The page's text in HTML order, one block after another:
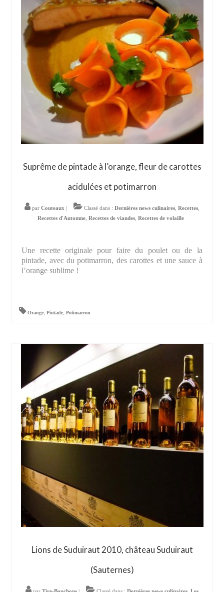
Suprême de pintade à l’orange, fleur de carottes
acidulées et potimarron
par Couteaux Classé dans : Dernières news culinaires Recettes
Recettes d'Automne Recettes de viandes Recettes de volaille
Une recette originale pour faire du poulet ou de la
pintade, avec du potimarron, des carottes et une sauce à
l’orange sublime !
Orange,Pintade,Potimarron
Lions de Suduiraut 2010, château Suduiraut
(Sauternes)